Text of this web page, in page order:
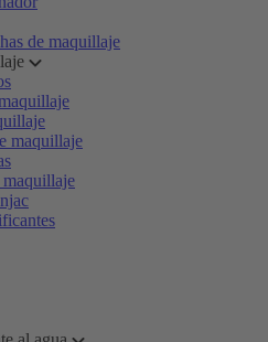
de maquillaje
maquillaje
maquillaje